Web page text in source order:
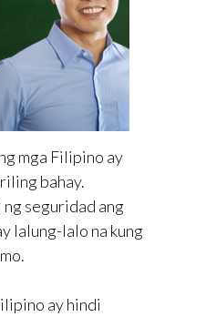
mga Filipino ay
bahay.
seguridad ang
lalung-lalo na kung
ay hindi